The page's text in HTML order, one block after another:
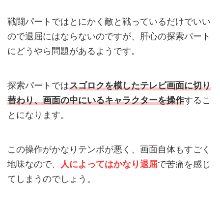
戦闘パートではとにかく敵と戦っているだけでいい
ので退屈にはならないのですが、肝心の探索パート
にどうやら問題があるようです。
探索パートではスゴロクを模したテレビ画面に切り
替わり、画面の中にいるキャラクターを操作するこ
とになります。
この操作がかなりテンポが悪く、画面自体もすごく
地味なので、 人によってはかなり退屈で苦痛を感じ
てしまうのでしょう。